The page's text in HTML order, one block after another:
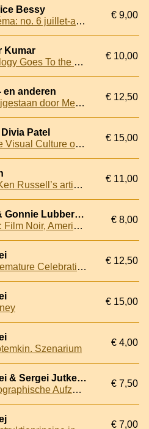
Bessy
L'érotisme au cinéma: no. 6 juillet-août 1978
€ 9,00
Kumar
Bollywood: Sociology Goes To the Movies
€ 10,00
en anderen
Deanna Durbin bijgestaan door Melvyn Douglas in Bakvisch
€ 12,50
Patel
Cinema India: The Visual Culture of Hindi Film
€ 15,00
Pandaemonium. Ken Russell’s artist biographies as baroque performance
€ 11,00
Eekhof, Robert & Gonnie Lubbers (redactie)
Cinemathema '84: Film Noir, Amerikaanse misdaadfilms uit de jaren 40 en 50
€ 8,00
Eisenstein 2: A Premature Celebration of Eisenstein's Centenary
€ 12,50
€ 15,00
Szenarium
€ 4,00
Eisenstein, Sergei & Sergei Jutkewitsch (Einführung) & Rita Braun (aus dem Russischen übetragen von)
Stationen. Autobiographische Aufzeichnungen
€ 7,50
€ 7,00